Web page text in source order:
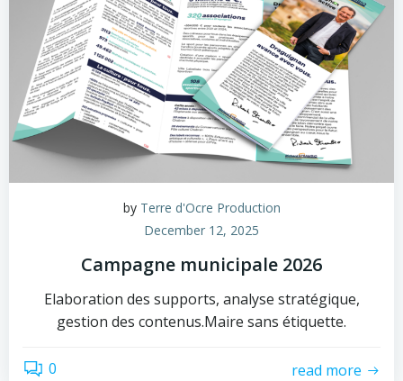
by Terre d'Ocre Production
December 12, 2025
Campagne municipale 2026
Elaboration des supports, analyse stratégique,
gestion des contenus.Maire sans étiquette.
0 read more